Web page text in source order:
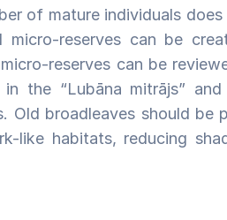
of mature individuals
reserves can be
reserves can be
the “Lubāna mitrājs” and
Old broadleaves should be
like habitats, reducing